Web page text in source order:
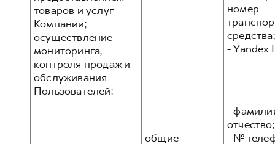
товаров и услуг
Компании;
осуществление
мониторинга,
контроля продаж и
обслуживания
Пользователей:
номер
средства;
- Yandex
общие
-
отчество;
- №